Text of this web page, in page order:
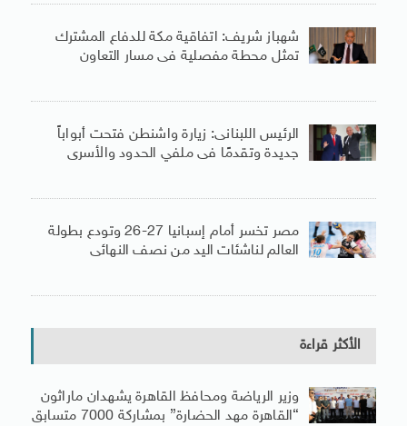
شهباز شريف: اتفاقية مكة للدفاع المشترك
تمثل محطة مفصلية فى مسار التعاون
الرئيس اللبنانى: زيارة واشنطن فتحت أبواباً
جديدة وتقدمًا فى ملفي الحدود والأسرى
مصر تخسر أمام إسبانيا 27-26 وتودع بطولة
العالم لناشئات اليد من نصف النهائى
الأكثر قراءة
وزير الرياضة ومحافظ القاهرة يشهدان ماراثون
“القاهرة مهد الحضارة” بمشاركة 7000 متسابق